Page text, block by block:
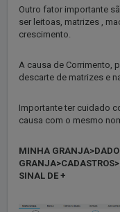
Outro fator importante
ser leitoas, matrizes ,
crescimento.
A causa de Corrimento,
descarte de matrizes e
Importante ter cuidado
causa com o mesmo
MINHA
SINAL DE +